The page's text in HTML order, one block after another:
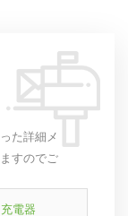
た詳細メ
すのでご
電器